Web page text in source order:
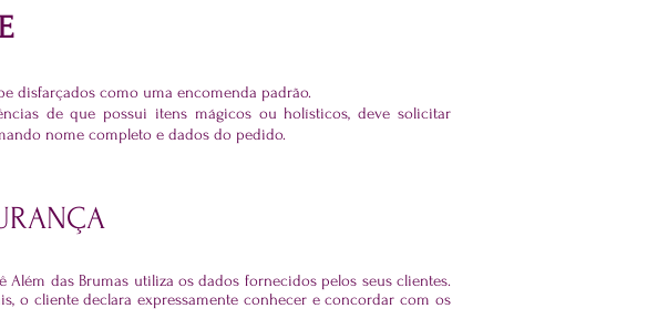
disfarçados como uma encomenda padrão.
de que possui itens mágicos ou holísticos, deve solicitar
nome completo e dados do pedido.
das Brumas utiliza os dados fornecidos pelos seus clientes.
o cliente declara expressamente conhecer e concordar com os